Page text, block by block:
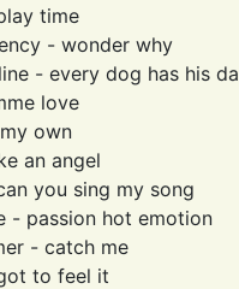
time
- wonder why
- every dog has his
love
own
an angel
you sing my song
- passion hot emotion
- catch me
to feel it